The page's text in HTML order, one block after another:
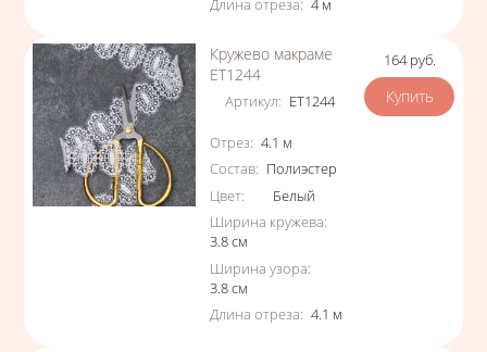
Длина отреза: 4 м
Кружево макраме
ЕТ1244
Артикул: ЕТ1244
Характеристики
Отрез: 4.1 м
Состав: Полиэстер
Цвет:
Белый
Ширина кружева:
3.8см
Ширина узора:
3.8см
Длина отреза: 4.1 м
Цена
164 руб.